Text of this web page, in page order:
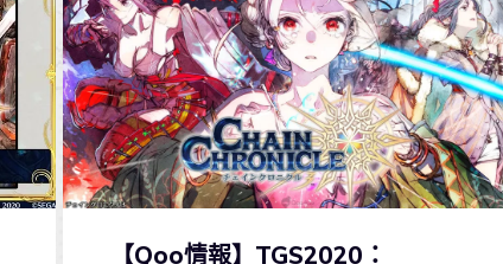
【Qoo情報】TGS2020：